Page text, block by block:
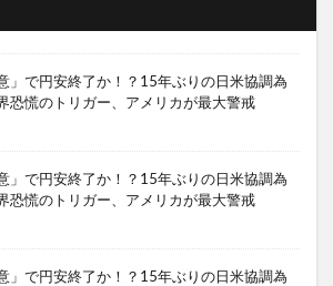
」で円安終了か！？15年ぶりの日米協調為
恐慌のトリガー、アメリカが最大警戒
」で円安終了か！？15年ぶりの日米協調為
恐慌のトリガー、アメリカが最大警戒
」で円安終了か！？15年ぶりの日米協調為